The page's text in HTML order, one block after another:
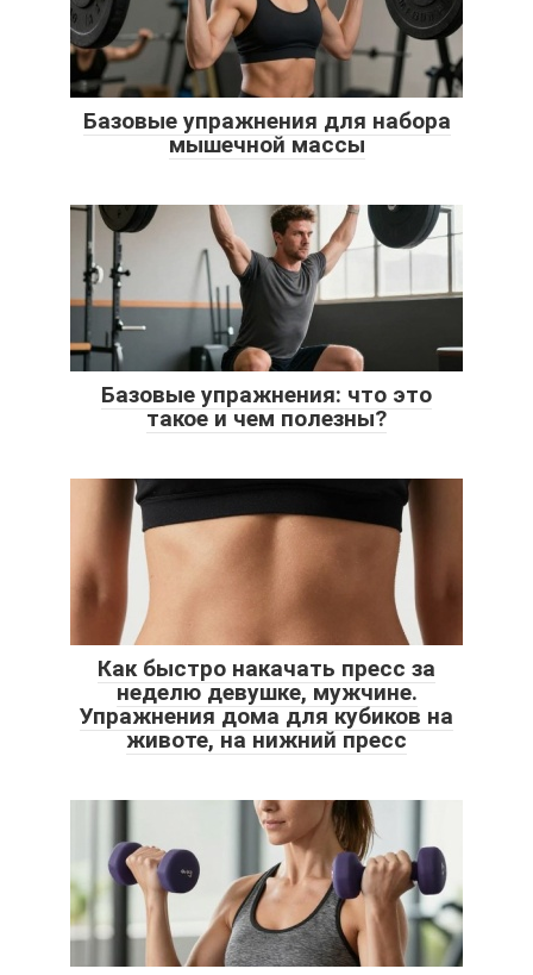
Базовые упражнения для набора
мышечной массы
Базовые упражнения: что это
такое и чем полезны?
Как быстро накачать пресс за
неделю девушке, мужчине.
Упражнения дома для кубиков на
животе, на нижний пресс